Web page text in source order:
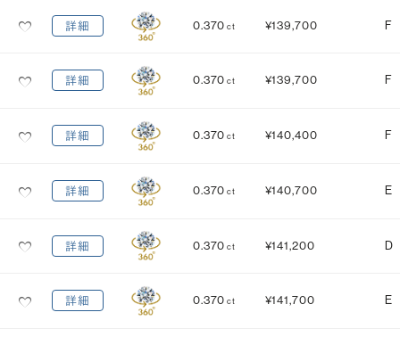
詳細 0.370 ct ¥139,700 F
詳細 0.370 ct ¥139,700 F
詳細 0.370 ct ¥140,400 F
詳細 0.370 ct ¥140,700 E
詳細 0.370 ct ¥141,200 D
詳細 0.370 ct ¥141,700 E